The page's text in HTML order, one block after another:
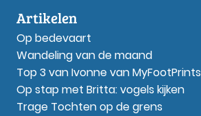
Artikelen
Op bedevaart
Wandeling van de maand
Top 3 van Ivonne van MyFootPrints
Op stap met Britta: vogels kijken
Trage Tochten op de grens